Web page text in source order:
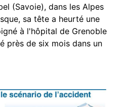
(Savoie), dans les Alpes
sa tête a heurté une
à l'hôpital de Grenoble
près de six mois dans un